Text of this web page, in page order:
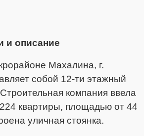
и описание
Махалина, г.
собой 12-ти этажный
компания ввела
квартиры, площадью от 44
уличная стоянка.